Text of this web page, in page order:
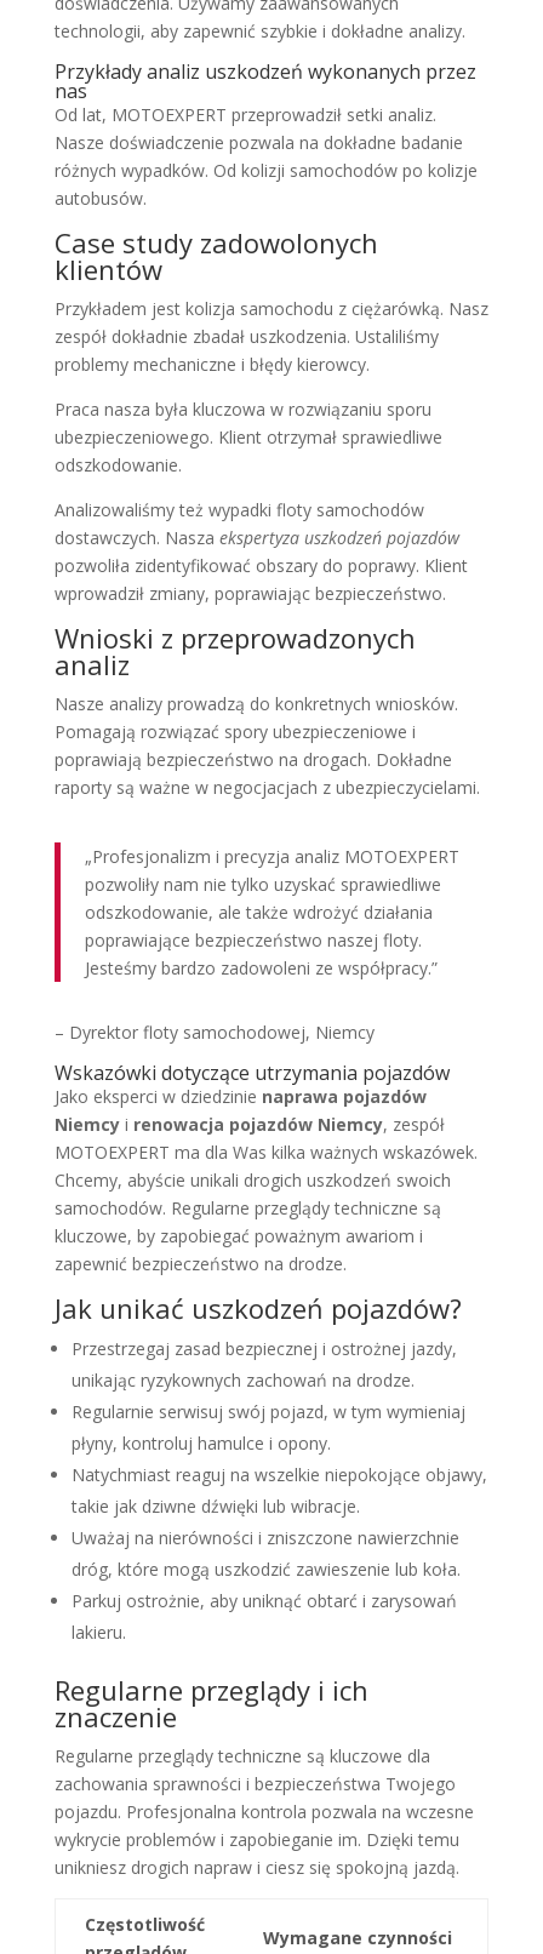
technologii, aby zapewnić szybkie i dokładne analizy.
Przykłady analiz uszkodzeń wykonanych przez
nas
Od lat, MOTOEXPERT przeprowadził setki analiz.
Nasze doświadczenie pozwala na dokładne badanie
różnych wypadków. Od kolizji samochodów po kolizje
autobusów.
Case study zadowolonych
klientów
Przykładem jest kolizja samochodu z ciężarówką. Nasz
zespół dokładnie zbadał uszkodzenia. Ustaliliśmy
problemy mechaniczne i błędy kierowcy.
Praca nasza była kluczowa w rozwiązaniu sporu
ubezpieczeniowego. Klient otrzymał sprawiedliwe
odszkodowanie.
Analizowaliśmy też wypadki floty samochodów
dostawczych. Nasza ekspertyza uszkodzeń pojazdów
pozwoliła zidentyfikować obszary do poprawy. Klient
wprowadził zmiany, poprawiając bezpieczeństwo.
Wnioski z przeprowadzonych
analiz
Nasze analizy prowadzą do konkretnych wniosków.
Pomagają rozwiązać spory ubezpieczeniowe i
poprawiają bezpieczeństwo na drogach. Dokładne
raporty są ważne w negocjacjach z ubezpieczycielami.
„Profesjonalizm i precyzja analiz MOTOEXPERT
pozwoliły nam nie tylko uzyskać sprawiedliwe
odszkodowanie, ale także wdrożyć działania
poprawiające bezpieczeństwo naszej floty.
Jesteśmy bardzo zadowoleni ze współpracy.”
– Dyrektor floty samochodowej, Niemcy
Wskazówki dotyczące utrzymania pojazdów
Jako eksperci w dziedzinie naprawa pojazdów
Niemcyi renowacja pojazdów Niemcy, zespół
MOTOEXPERT ma dla Was kilka ważnych wskazówek.
Chcemy, abyście unikali drogich uszkodzeń swoich
samochodów. Regularne przeglądy techniczne są
kluczowe, by zapobiegać poważnym awariom i
zapewnić bezpieczeństwo na drodze.
Jak unikać uszkodzeń pojazdów?
Przestrzegaj zasad bezpiecznej i ostrożnej jazdy,
unikając ryzykownych zachowań na drodze.
Regularnie serwisuj swój pojazd, w tym wymieniaj
płyny, kontroluj hamulce i opony.
Natychmiast reaguj na wszelkie niepokojące objawy,
takie jak dziwne dźwięki lub wibracje.
Uważaj na nierówności i zniszczone nawierzchnie
dróg, które mogą uszkodzić zawieszenie lub koła.
Parkuj ostrożnie, aby uniknąć obtarć i zarysowań
lakieru.
Regularne przeglądy i ich
znaczenie
Regularne przeglądy techniczne są kluczowe dla
zachowania sprawności i bezpieczeństwa Twojego
pojazdu. Profesjonalna kontrola pozwala na wczesne
wykrycie problemów i zapobieganie im. Dzięki temu
unikniesz drogich napraw i ciesz się spokojną jazdą.
Częstotliwość
Wymagane czynności